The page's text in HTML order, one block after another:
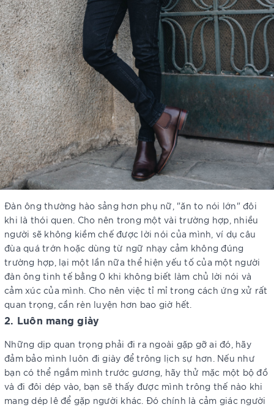
Đàn ông thường hào sảng hơn phụ nữ, "ăn to nói lớn" đôi
khi là thói quen. Cho nên trong một vài trường hợp, nhiều
người sẽ không kiềm chế được lời nói của mình, ví dụ câu
đùa quá trớn hoặc dùng từ ngữ nhạy cảm không đúng
trường hợp, lại một lần nữa thể hiện yếu tố của một người
đàn ông tinh tế bằng 0 khi không biết làm chủ lời nói và
cảm xúc của mình. Cho nên việc tỉ mỉ trong cách ứng xử rất
quan trọng, cần rèn luyện hơn bao giờ hết.
2. Luôn mang giày
Những dịp quan trọng phải đi ra ngoài gặp gỡ ai đó, hãy
đảm bảo mình luôn đi giày để trông lịch sự hơn. Nếu như
bạn có thể ngắm mình trước gương, hãy thử mặc một bộ đồ
và đi đôi dép vào, bạn sẽ thấy được mình trông thế nào khi
mang dép lê để gặp người khác. Đó chính là cảm giác người